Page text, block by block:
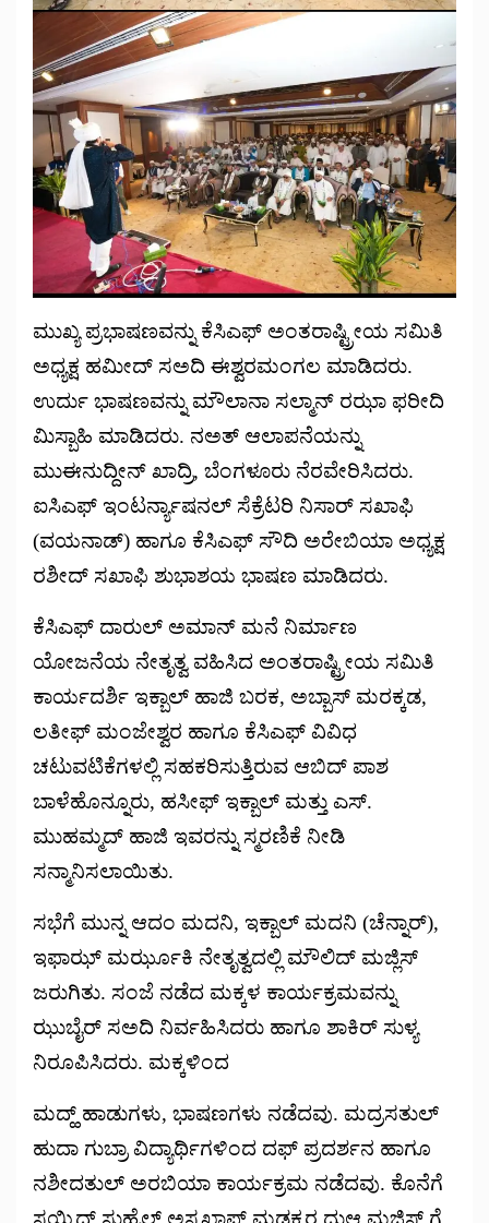
ಮುಖ್ಯ ಪ್ರಭಾಷಣವನ್ನು ಕೆಸಿಎಫ್ ಅಂತರಾಷ್ಟ್ರೀಯ ಸಮಿತಿ
ಅಧ್ಯಕ್ಷ ಹಮೀದ್ ಸಅದಿ ಈಶ್ವರಮಂಗಲ ಮಾಡಿದರು.
ಉರ್ದು ಭಾಷಣವನ್ನು ಮೌಲಾನಾ ಸಲ್ಮಾನ್ ರಝಾ ಫರೀದಿ
ಮಿಸ್ಬಾಹಿ ಮಾಡಿದರು. ನಅತ್ ಆಲಾಪನೆಯನ್ನು
ಮುಈನುದ್ದೀನ್ ಖಾದ್ರಿ, ಬೆಂಗಳೂರು ನೆರವೇರಿಸಿದರು.
ಐಸಿಎಫ್ ಇಂಟರ್ನ್ಯಾಷನಲ್ ಸೆಕ್ರೆಟರಿ ನಿಸಾರ್ ಸಖಾಫಿ
(ವಯನಾಡ್) ಹಾಗೂ ಕೆಸಿಎಫ್ ಸೌದಿ ಅರೇಬಿಯಾ ಅಧ್ಯಕ್ಷ
ರಶೀದ್ ಸಖಾಫಿ ಶುಭಾಶಯ ಭಾಷಣ ಮಾಡಿದರು.
ಕೆಸಿಎಫ್ ದಾರುಲ್ ಅಮಾನ್ ಮನೆ ನಿರ್ಮಾಣ
ಯೋಜನೆಯ ನೇತೃತ್ವ ವಹಿಸಿದ ಅಂತರಾಷ್ಟ್ರೀಯ ಸಮಿತಿ
ಕಾರ್ಯದರ್ಶಿ ಇಕ್ಬಾಲ್ ಹಾಜಿ ಬರಕ, ಅಬ್ಬಾಸ್ ಮರಕ್ಕಡ,
ಲತೀಫ್ ಮಂಜೇಶ್ವರ ಹಾಗೂ ಕೆಸಿಎಫ್ ವಿವಿಧ
ಚಟುವಟಿಕೆಗಳಲ್ಲಿ ಸಹಕರಿಸುತ್ತಿರುವ ಆಬಿದ್ ಪಾಶ
ಬಾಳೆಹೊನ್ನೂರು, ಹಸೀಫ್ ಇಕ್ಬಾಲ್ ಮತ್ತು ಎಸ್.
ಮುಹಮ್ಮದ್ ಹಾಜಿ ಇವರನ್ನು ಸ್ಮರಣಿಕೆ ನೀಡಿ
ಸನ್ಮಾನಿಸಲಾಯಿತು.
ಸಭೆಗೆ ಮುನ್ನ ಆದಂ ಮದನಿ, ಇಕ್ಬಾಲ್ ಮದನಿ (ಚೆನ್ನಾರ್),
ಇಫಾಝ್ ಮರ್ಝೂಕಿ ನೇತೃತ್ವದಲ್ಲಿ ಮೌಲಿದ್ ಮಜ್ಲಿಸ್
ಜರುಗಿತು. ಸಂಜೆ ನಡೆದ ಮಕ್ಕಳ ಕಾರ್ಯಕ್ರಮವನ್ನು
ಝುಬೈರ್ ಸಅದಿ ನಿರ್ವಹಿಸಿದರು ಹಾಗೂ ಶಾಕಿರ್ ಸುಳ್ಯ
ನಿರೂಪಿಸಿದರು. ಮಕ್ಕಳಿಂದ
ಮದ್ಹ್ ಹಾಡುಗಳು, ಭಾಷಣಗಳು ನಡೆದವು. ಮದ್ರಸತುಲ್
ಹುದಾ ಗುಬ್ರಾ ವಿದ್ಯಾರ್ಥಿಗಳಿಂದ ದಫ್ ಪ್ರದರ್ಶನ ಹಾಗೂ
ನಶೀದತುಲ್ ಅರಬಿಯಾ ಕಾರ್ಯಕ್ರಮ ನಡೆದವು. ಕೊನೆಗೆ